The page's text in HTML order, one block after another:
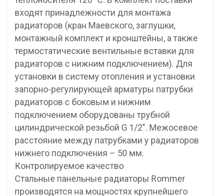
входят принадлежности для монтажа
радиаторов (кран Маевского, заглушки,
монтажный комплект и кронштейны, а также
термостатические вентильные вставки для
радиаторов с нижним подключением). Для
установки в систему отопления и установки
запорно-регулирующей арматуры патрубки
радиаторов с боковым и нижним
подключением оборудованы трубной
цилиндрической резьбой G 1/2″. Межосевое
расстояние между патрубками у радиаторов
нижнего подключения – 50 мм.
Контролируемое качество
Стальные панельные радиаторы Rommer
производятся на мощностях крупнейшего